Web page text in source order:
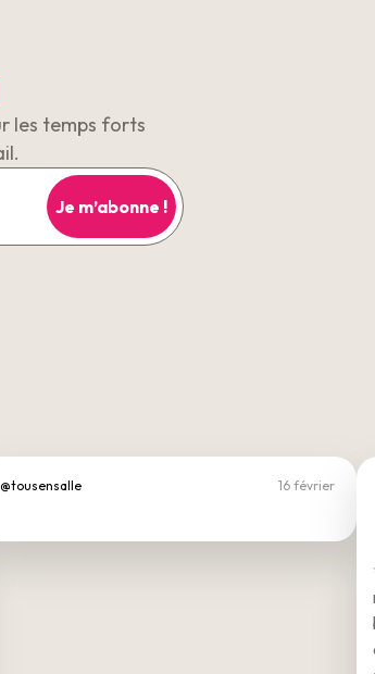
les temps forts
@tousensalle 16 février